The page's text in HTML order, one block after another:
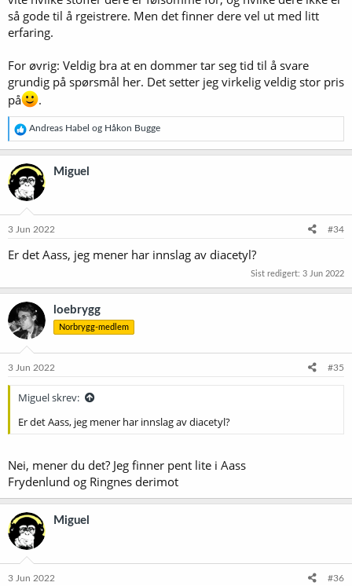
så gode til å rgeistrere. Men det finner dere vel ut med litt
erfaring.
For øvrig: Veldig bra at en dommer tar seg tid til å svare
grundig på spørsmål her. Det setter jeg virkelig veldig stor pris
på
.
R
e
a
k
s
o
e
:
Andreas Habel og Håkon Bugge
Miguel
3 Jun 2022 #34
Er det Aass, jeg mener har innslag av diacetyl?
Sist redigert: 3 Jun 2022
loebrygg
Norbrygg-medlem
3 Jun 2022 #35
Miguel skrev:
Er det Aass, jeg mener har innslag av diacetyl?
Nei, mener du det? Jeg finner pent lite i Aass
Frydenlund og Ringnes derimot
Miguel
3 Jun 2022 #36